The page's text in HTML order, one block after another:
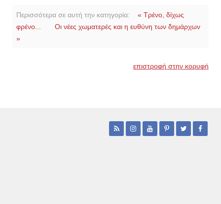
Περισσότερα σε αυτή την κατηγορία:
« Τρένο, δίχως
φρένο...
Οι νέες χωματερές και η ευθύνη των δημάρχων
»
επιστροφή στην κορυφή